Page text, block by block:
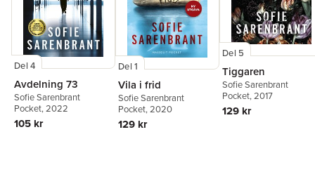
Del 4
Avdelning 73
Sofie Sarenbrant
Pocket, 2022
105 kr
Del 1
Vila i frid
Sofie Sarenbrant
Pocket, 2020
129 kr
Del 5
Tiggaren
Sofie Sarenbrant
Pocket, 2017
129 kr